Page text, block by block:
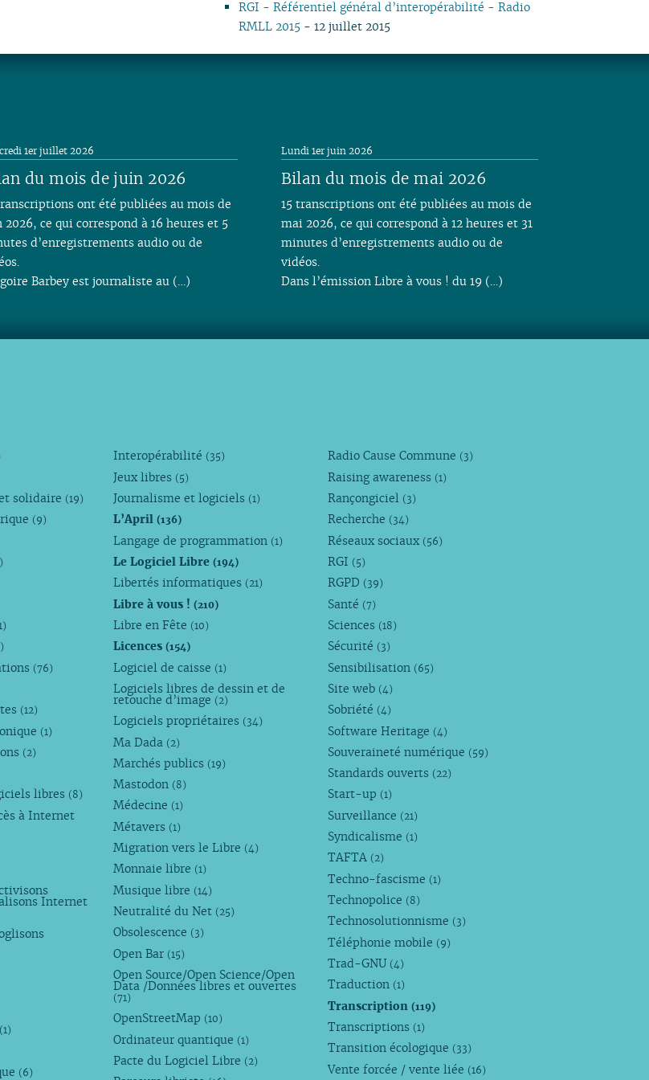
01
03
01
01
01
01
01
01
02
03
02
04
03
02
02
03
03
03
RGI - Référentiel général d’interopérabilité - Radio
RMLL 2015 - 12 juillet 2015
du mois de juin 2026
1er juillet 2026
ont été publiées au mois de
2026, ce qui correspond à 16 heures et 5
d’enregistrements audio ou de
Barbey est journaliste au (…)
Bilan du mois de mai 2026
Lundi 1er juin 2026
15 transcriptions ont été publiées au mois de
mai 2026, ce qui correspond à 12 heures et 31
minutes d’enregistrements audio ou de
vidéos.
Dans l’émission Libre à vous ! du 19 (…)
solidaire (19)
(9)
(76)
(12)
(1)
(2)
libres (8)
à Internet
Internet
(1)
(6)
Interopérabilité (35)
Jeux libres (5)
Journalisme et logiciels (1)
L’April(136)
Langage de programmation (1)
Le Logiciel Libre(194)
Libertés informatiques (21)
Libre à vous !(210)
Libre en Fête (10)
Licences(154)
Logiciel de caisse (1)
Logiciels libres de dessin et de
retouche d’image (2)
Logiciels propriétaires (34)
Ma Dada (2)
Marchés publics (19)
Mastodon (8)
Médecine (1)
Métavers (1)
Migration vers le Libre (4)
Monnaie libre (1)
Musique libre (14)
Neutralité du Net (25)
Obsolescence (3)
Open Bar (15)
Open Source/Open Science/Open
Data /Données libres et ouvertes
(71)
OpenStreetMap (10)
Ordinateur quantique (1)
Pacte du Logiciel Libre (2)
Radio Cause Commune (3)
Raising awareness (1)
Rançongiciel (3)
Recherche (34)
Réseaux sociaux (56)
RGI (5)
RGPD (39)
Santé (7)
Sciences (18)
Sécurité (3)
Sensibilisation (65)
Site web (4)
Sobriété (4)
Software Heritage (4)
Souveraineté numérique (59)
Standards ouverts (22)
Start-up (1)
Surveillance (21)
Syndicalisme (1)
TAFTA (2)
Techno-fascisme (1)
Technopolice (8)
Technosolutionnisme (3)
Téléphonie mobile (9)
Trad-GNU (4)
Traduction (1)
Transcription(119)
Transcriptions (1)
Transition écologique (33)
Vente forcée / vente liée (16)